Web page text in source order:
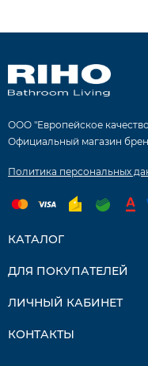
ООО "Европейское
Официальный магазин
Политика персональных
КАТАЛОГ
ДЛЯ ПОКУПАТЕЛЕЙ
ЛИЧНЫЙ КАБИНЕТ
КОНТАКТЫ